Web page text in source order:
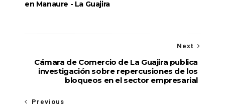
en Manaure - La Guajira
Next
Cámara de Comercio de La Guajira publica
investigación sobre repercusiones de los
bloqueos en el sector empresarial
Previous